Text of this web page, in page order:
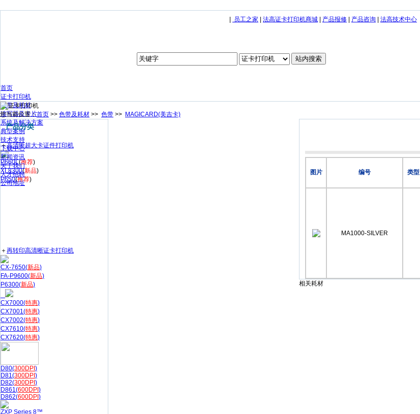
员工之家 法高证卡打印机商城 产品报修 产品咨询 法高技术中心
首页
证卡打印机
色带及耗材
读写器及卡片
系统及解决方案
典型案例
技术支持
下载中心
新闻资讯
关于我们
人才招聘
公司地址
您当前位置：首页 >> 色带及耗材 >> 色带 >> MAGICARD(美吉卡)
图片 编号 类型
MA1000-SILVER
相关耗材
产品分类
＋高清晰超大卡证件打印机
P660L(推荐)
XL8300(新品)
P650(推荐)
＋再转印高清晰证卡打印机
CX-7650(新品)
FA-P9600(新品)
P6300(新品)
CX7000(特惠)
CX7001(特惠)
CX7002(特惠)
CX7610(特惠)
CX7620(特惠)
D80(300DPI )
D81(300DPI )
D82(300DPI )
D861(600DPI )
D862(600DPI )
ZXP Series 8™